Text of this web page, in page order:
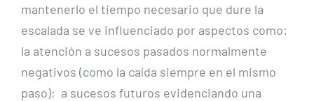
mantenerlo el tiempo necesario que dure la
escalada se ve influenciado por aspectos como:
la atención a sucesos pasados normalmente
negativos (como la caída siempre en el mismo
paso); a sucesos futuros evidenciando una